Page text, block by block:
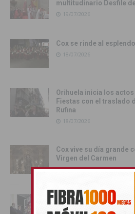
multitudinario Desfile
19/07/2026
Cox se rinde al
18/07/2026
Orihuela inicia los
Fiestas con el traslado
Rufina
18/07/2026
Cox vive su día grande
Virgen del Carmen
17/07/2026
Orihuela inicia sus
con la Exposición